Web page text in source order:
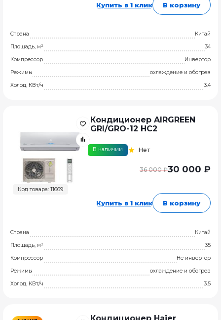
Купить в 1 клик В корзину
Страна
Китай
Площадь, м²
34
Компрессор
Инвертор
Режимы
охлаждение и обогрев
Холод, КВт/ч
3.4
Код товара: 11669
Кондиционер AIRGREEN
GRI/GRO-12 HC2
В наличии Нет
36 000 ₽30 000 ₽
Купить в 1 клик В корзину
Страна
Китай
Площадь, м²
35
Компрессор
Не инвертор
Режимы
охлаждение и обогрев
Холод, КВт/ч
3.5
Кондиционер Haier